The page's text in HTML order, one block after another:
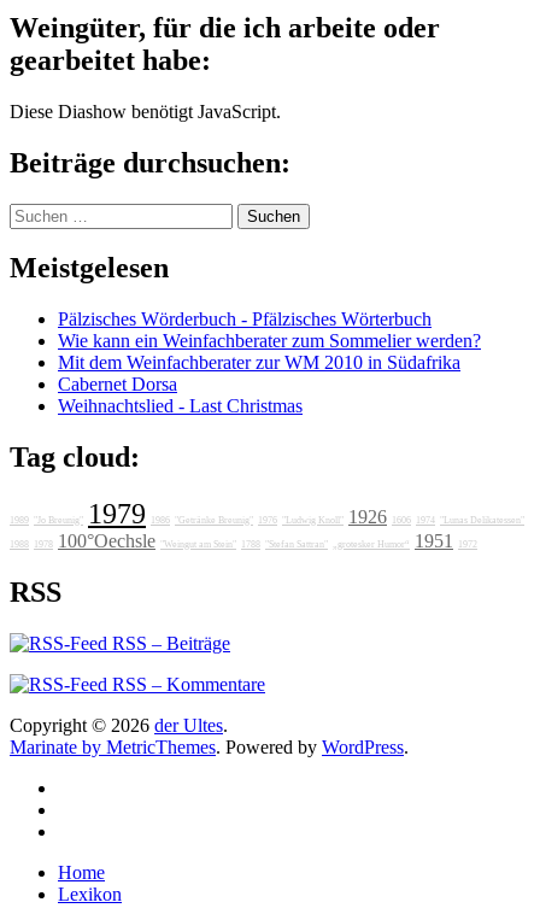
Weingüter, für die ich arbeite oder
gearbeitet habe:
Diese Diashow benötigt JavaScript.
Beiträge durchsuchen:
Suchen
nach:
Meistgelesen
Pälzisches Wörderbuch - Pfälzisches Wörterbuch
Wie kann ein Weinfachberater zum Sommelier werden?
Mit dem Weinfachberater zur WM 2010 in Südafrika
Cabernet Dorsa
Weihnachtslied - Last Christmas
Tag cloud:
1989 "Jo Breunig" 1979 1986 "Getränke Breunig" 1976 "Ludwig Knoll" 1926 1606 1974 "Lunas Delikatessen"
1988 1978 100°Oechsle "Weingut am Stein" 1788 "Stefan Sattran" „grotesker Humor“ 1951 1972
RSS
RSS – Beiträge
RSS – Kommentare
Copyright © 2026 der Ultes.
Marinate by MetricThemes. Powered by WordPress.
Home
Lexikon